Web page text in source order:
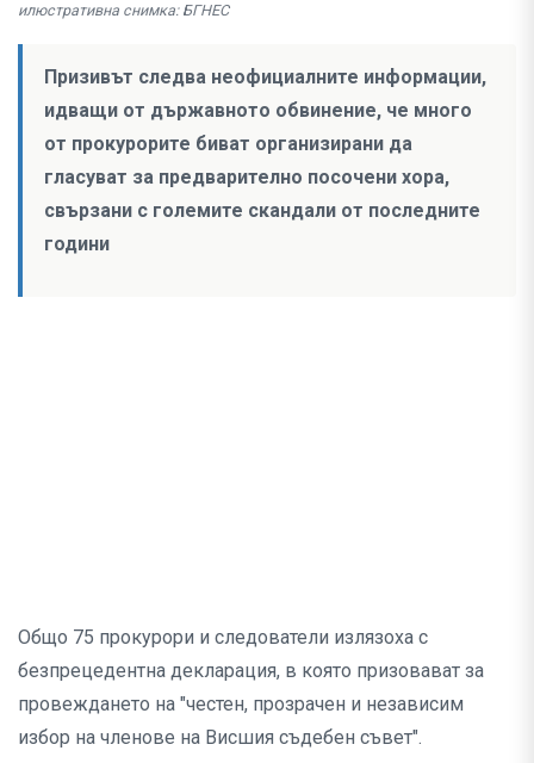
илюстративна снимка: БГНЕС
Призивът следва неофициалните информации,
идващи от държавното обвинение, че много
от прокурорите биват организирани да
гласуват за предварително посочени хора,
свързани с големите скандали от последните
години
Общо 75 прокурори и следователи излязоха с
безпрецедентна декларация, в която призовават за
провеждането на "честен, прозрачен и независим
избор на членове на Висшия съдебен съвет".